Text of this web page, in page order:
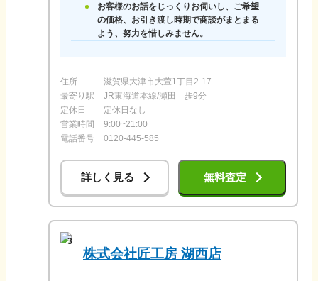
お客様のお話をじっくりお伺いし、ご希望
の価格、お引き渡し時期で商談がまとまる
よう、努力を惜しみません。
住所
滋賀県大津市大萱1丁目2-17
最寄り駅
JR東海道本線/瀬田 歩9分
定休日
定休日なし
営業時間
9:00~21:00
電話番号
0120-445-585
詳しく見る 無料査定
3
株式会社匠工房 湖西店